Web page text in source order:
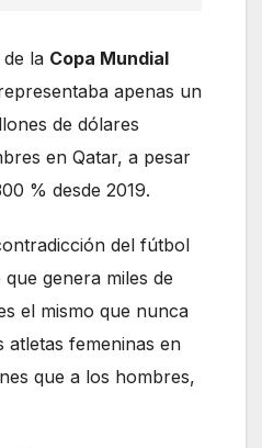
la Copa Mundial
apenas un
de dólares
en Qatar, a pesar
% desde 2019.
del fútbol
genera miles de
el mismo que nunca
atletas femeninas en
que a los hombres,